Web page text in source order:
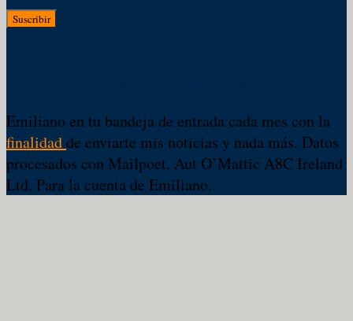
Suscribir
Emiliano en tu bandeja de entrada cada mes con la
finalidadde enviarte mis noticias y nada más. Datos
procesados con Mailpoet, Aut O’Mattic A8C Ireland
Ltd. Para la cuenta de Emiliano.